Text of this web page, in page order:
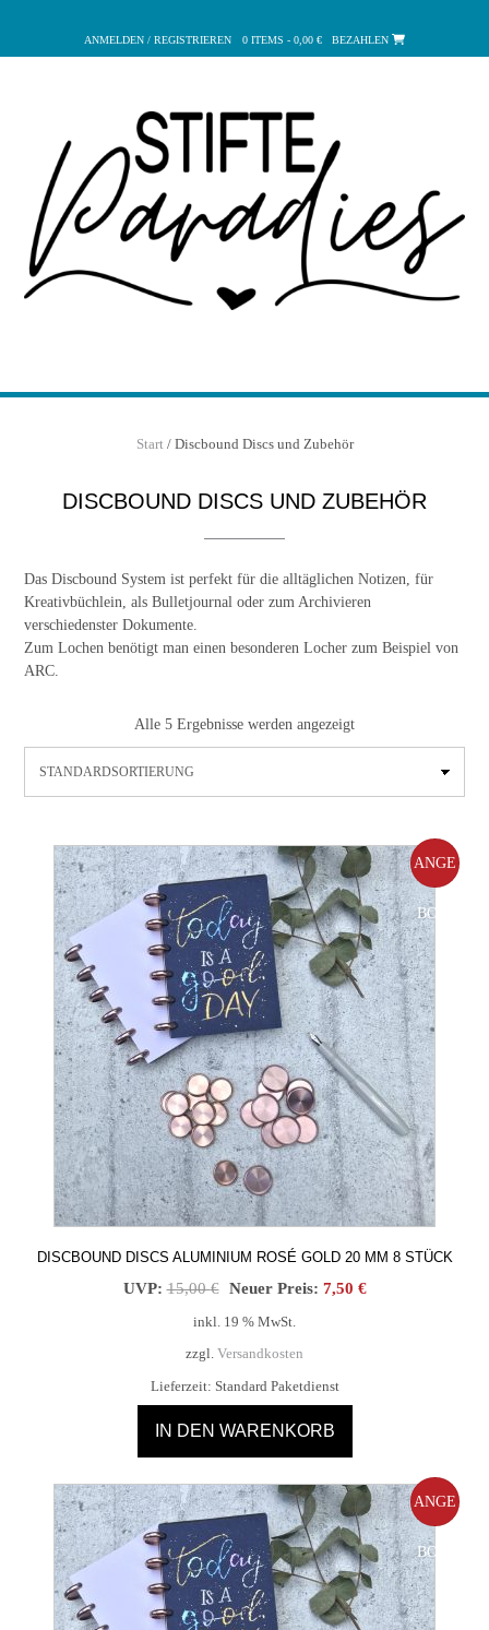
springen
ANMELDEN / REGISTRIEREN 0 ITEMS - 0,00 € BEZAHLEN
Start/ Discbound Discs und Zubehör
DISCBOUND DISCS UND ZUBEHÖR
Das Discbound System ist perfekt für die alltäglichen Notizen, für
Kreativbüchlein, als Bulletjournal oder zum Archivieren
verschiedenster Dokumente.
Zum Lochen benötigt man einen besonderen Locher zum Beispiel von
ARC.
Alle 5 Ergebnisse werden angezeigt
ANGE
BOT!
DISCBOUND DISCS ALUMINIUM ROSÉ GOLD 20 MM 8 STÜCK
UVP: 15,00€ Ursprünglicher
15,00 €
Neuer Preis: 7,50 €Aktueller
inkl. 19 % MwSt.
zzgl. Versandkosten
Lieferzeit: Standard Paketdienst
IN DEN WARENKORB
ANGE
BOT!